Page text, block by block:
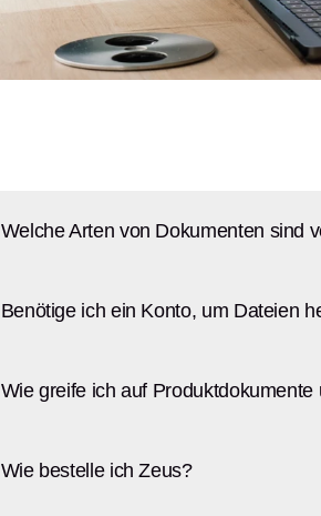
Welche Arten von Dokumenten sind
Benötige ich ein Konto, um Dateien
Wie greife ich auf
Wie bestelle ich Zeus?